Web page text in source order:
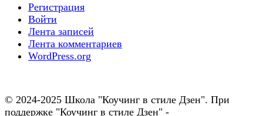
Регистрация
Войти
Лента записей
Лента комментариев
WordPress.org
© 2024-2025 Школа "Коучинг в стиле Дзен". При
поддержке "Коучинг в стиле Дзен" -